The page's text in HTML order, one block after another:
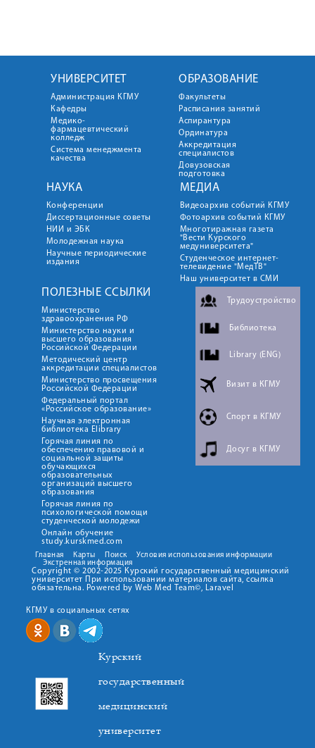
УНИВЕРСИТЕТ
Администрация КГМУ
Кафедры
Медико-
фармацевтический
колледж
Система менеджмента
качества
ОБРАЗОВАНИЕ
Факультеты
Расписания занятий
Аспирантура
Ординатура
Аккредитация
специалистов
Довузовская
подготовка
НАУКА
Конференции
Диссертационные советы
НИИ и ЭБК
Молодежная наука
Научные периодические
издания
МЕДИА
Видеоархив событий КГМУ
Фотоархив событий КГМУ
Многотиражная газета
"Вести Курского
медуниверситета"
Студенческое интернет-
телевидение "МедТВ"
Наш университет в СМИ
ПОЛЕЗНЫЕ ССЫЛКИ
Министерство
здравоохранения РФ
Министерство науки и
высшего образования
Российской Федерации
Методический центр
аккредитации специалистов
Министерство просвещения
Российской Федерации
Федеральный портал
«Российское образование»
Научная электронная
библиотека Elibrary
Горячая линия по
обеспечению правовой и
социальной защиты
обучающихся
образовательных
организаций высшего
образования
Горячая линия по
психологической помощи
студенческой молодежи
Онлайн обучение
study.kurskmed.com
Трудоустройство
Библиотека
Library (ENG)
Визит в КГМУ
Спорт в КГМУ
Досуг в КГМУ
Главная Карты Поиск
Условия использования информации
Экстренная информация
Copyright © 2002-2025 Курский государственный медицинский
университет При использовании материалов сайта, ссылка
обязательна. Powered by Web Med Team©, Laravel
КГМУ в социальных сетях
Курский
государственный
медицинский
университет